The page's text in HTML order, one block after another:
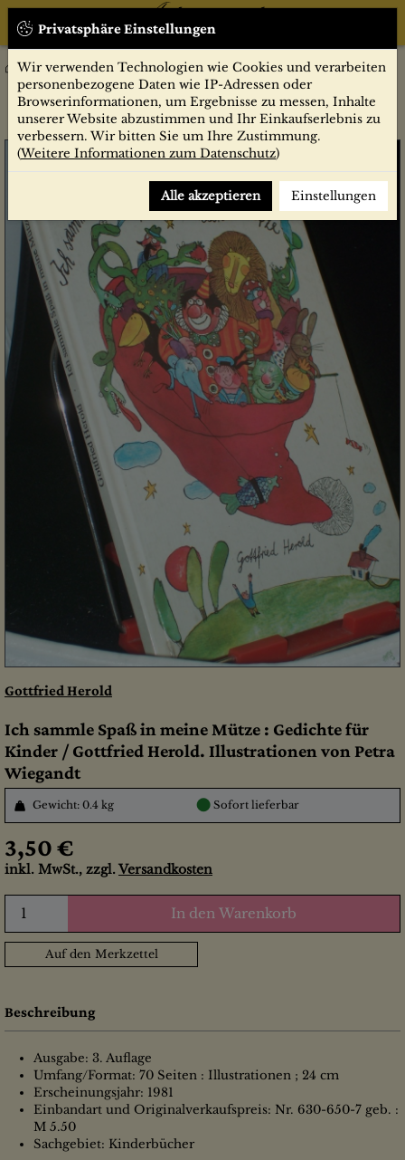
Privatsphäre Einstellungen
Wir verwenden Technologien wie Cookies und verarbeiten
personenbezogene Daten wie IP-Adressen oder
Browserinformationen, um Ergebnisse zu messen, Inhalte
unserer Website abzustimmen und Ihr Einkaufserlebnis zu
verbessern. Wir bitten Sie um Ihre Zustimmung.
(Weitere Informationen zum Datenschutz)
Alle akzeptieren Einstellungen
Belletristik Kinder- und Jugendbuch
Ich sammle Spaß in meine Mütze : Gedichte für Kinder /
Gottfried Herold. Illustrationen von Petra Wiegandt
Gottfried Herold
Ich sammle Spaß in meine Mütze : Gedichte für
Kinder / Gottfried Herold. Illustrationen von Petra
Wiegandt
Gewicht: 0.4 kg ● Sofort lieferbar
3,50 €
inkl. MwSt., zzgl. Versandkosten
In den Warenkorb
Auf den Merkzettel
Beschreibung
Ausgabe: 3. Auflage
Umfang/Format: 70 Seiten : Illustrationen ; 24 cm
Erscheinungsjahr: 1981
Einbandart und Originalverkaufspreis: Nr. 630-650-7 geb. :
M 5.50
Sachgebiet: Kinderbücher